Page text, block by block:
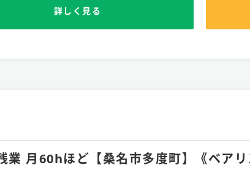
詳しく見る
業 月60hほど【桑名市多度町】《ベア